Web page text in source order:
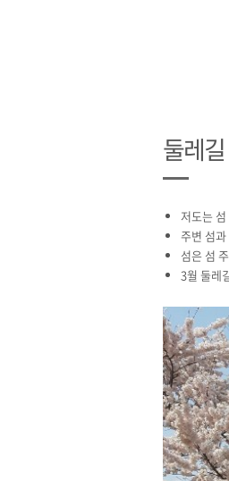
둘레
저도는
주변 섬
섬은 섬
3월 둘레